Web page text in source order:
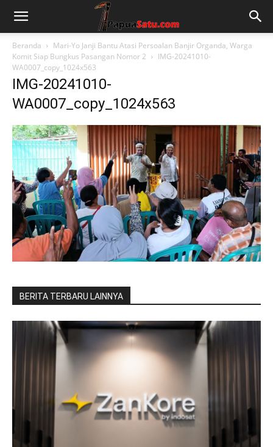
Beranda
Mari-Yo Janji Bantu Atasi Persoalan Banjir Organda, Warga
Komit Siap Bungkus Pasangan Nomor 2
IMG-20241010-
WA0007_copy_1024x563
IMG-20241010-
WA0007_copy_1024x563
BERITA TERBARU LAINNYA